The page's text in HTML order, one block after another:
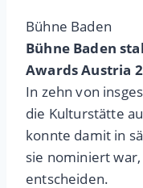
Bühne Baden
Bühne Baden
Awards Austria
In zehn von
die Kulturstätte
konnte damit in
sie nominiert
entscheiden.